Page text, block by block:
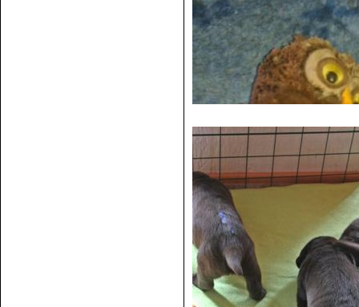
D Wurf Woche 4-1